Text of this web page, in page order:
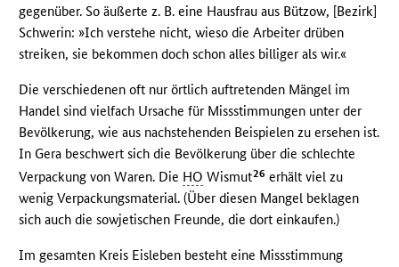
gegenüber. So äußerte z. B. eine Hausfrau aus Bützow, [Bezirk]
Schwerin: »Ich verstehe nicht, wieso die Arbeiter drüben
streiken, sie bekommen doch schon alles billiger als wir.«
Die verschiedenen oft nur örtlich auftretenden Mängel im
Handel sind vielfach Ursache für Missstimmungen unter der
Bevölkerung, wie aus nachstehenden Beispielen zu ersehen ist.
In Gera beschwert sich die Bevölkerung über die schlechte
Verpackung von Waren. Die HO Wismut26 erhält viel zu
wenig Verpackungsmaterial. (Über diesen Mangel beklagen
sich auch die sowjetischen Freunde, die dort einkaufen.)
Im gesamten Kreis Eisleben besteht eine Missstimmung